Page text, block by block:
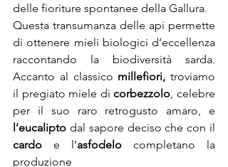
delle fioriture spontanee della Gallura.
Questa transumanza delle api permette
di ottenere mieli biologici d’eccellenza
raccontando la biodiversità sarda.
Accanto al classico millefiori, troviamo
il pregiato miele di corbezzolo , celebre
l’eucalipto
cardo e l’asfodelo completano la
produzione